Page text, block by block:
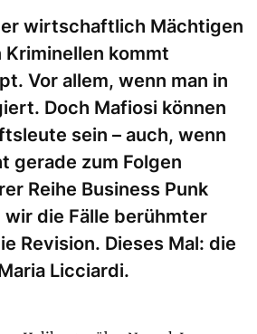
wirtschaftlich Mächtigen
kommt
Vor allem, wenn man in
Doch Mafiosi können
sein – auch, wenn
gerade zum Folgen
Reihe Business Punk
die Fälle berühmter
Revision. Dieses Mal: die
Licciardi.